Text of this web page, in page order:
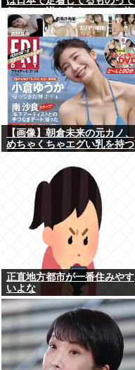
何？その逆も教えて！」（海
外の反応）
【画像】朝倉未来の元カノ、
めちゃくちゃエグい乳を持つ
正直地方都市が一番住みやす
いよな